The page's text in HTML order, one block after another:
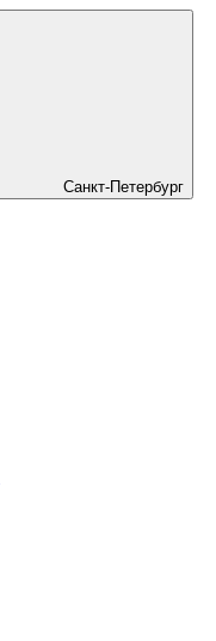
Санкт-Петербург